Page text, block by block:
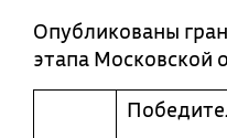
Опубликованы
этапа Московской